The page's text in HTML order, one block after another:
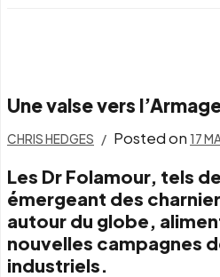
Une valse vers
CHRIS HEDGES Posted on 17
Les Dr Folamour, tels
émergeant des
autour du globe,
nouvelles campagnes
industriels.